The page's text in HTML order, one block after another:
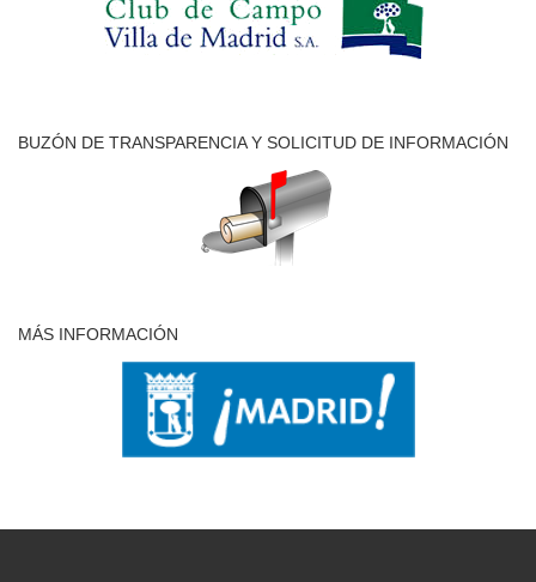
BUZÓN DE TRANSPARENCIA Y SOLICITUD DE INFORMACIÓN
MÁS INFORMACIÓN